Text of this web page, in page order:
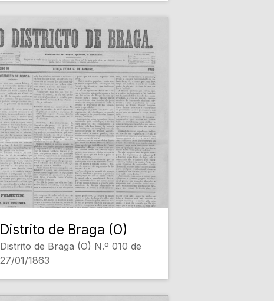
Distrito de Braga (O)
Distrito de Braga (O) N.º 010 de
27/01/1863